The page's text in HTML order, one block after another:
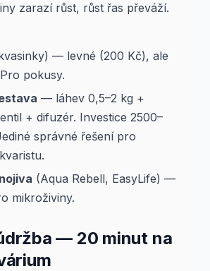
zarazí růst, růst řas převáží.
— levné (200 Kč), ale
pokusy.
— láhev 0,5–2 kg +
+ difuzér. Investice 2500–
správné řešení pro
(Aqua Rebell, EasyLife) —
mikroživiny.
— 20 minut na